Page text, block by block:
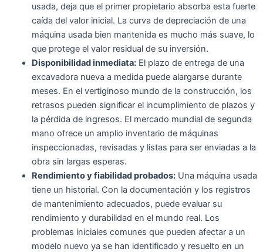
usada, deja que el primer propietario absorba esta fuerte
caída del valor inicial. La curva de depreciación de una
máquina usada bien mantenida es mucho más suave, lo
que protege el valor residual de su inversión.
Disponibilidad inmediata:El plazo de entrega de una
excavadora nueva a medida puede alargarse durante
meses. En el vertiginoso mundo de la construcción, los
retrasos pueden significar el incumplimiento de plazos y
la pérdida de ingresos. El mercado mundial de segunda
mano ofrece un amplio inventario de máquinas
inspeccionadas, revisadas y listas para ser enviadas a la
obra sin largas esperas.
Rendimiento y fiabilidad probados:Una máquina usada
tiene un historial. Con la documentación y los registros
de mantenimiento adecuados, puede evaluar su
rendimiento y durabilidad en el mundo real. Los
problemas iniciales comunes que pueden afectar a un
modelo nuevo ya se han identificado y resuelto en un